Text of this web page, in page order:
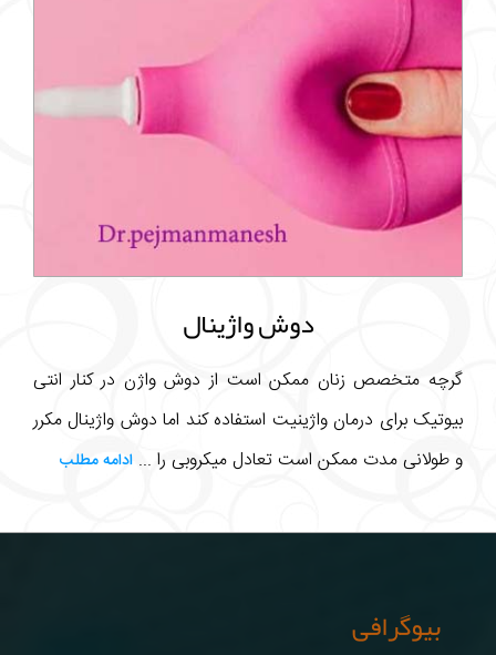
دوش واژینال
گرچه متخصص زنان ممکن است از دوش واژن در کنار انتی
بیوتیک برای درمان واژینیت استفاده کند اما دوش واژینال مکرر
و طولانی مدت ممکن است تعادل میکروبی را ... ادامه مطلب
بیوگرافی